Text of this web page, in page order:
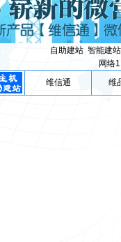
自助建站 智能建站
网络
维信通 维